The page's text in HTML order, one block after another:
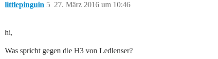
littlepinguin 27. März 2016 um 10:46
5
hi,
Was spricht gegen die H3 von Ledlenser?